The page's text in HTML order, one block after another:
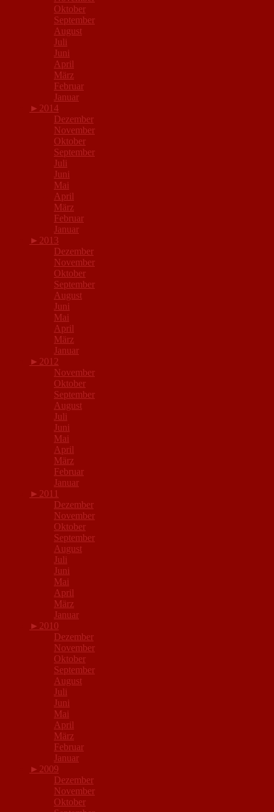
Oktober
September
August
Juli
Juni
April
März
Februar
Januar
► 2014
Dezember
November
Oktober
September
Juli
Juni
Mai
April
März
Februar
Januar
► 2013
Dezember
November
Oktober
September
August
Juni
Mai
April
März
Januar
► 2012
November
Oktober
September
August
Juli
Juni
Mai
April
März
Februar
Januar
► 2011
Dezember
November
Oktober
September
August
Juli
Juni
Mai
April
März
Januar
► 2010
Dezember
November
Oktober
September
August
Juli
Juni
Mai
April
März
Februar
Januar
► 2009
Dezember
November
Oktober